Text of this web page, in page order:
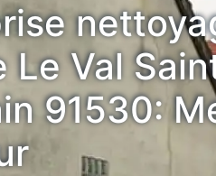
Le Val
91530: